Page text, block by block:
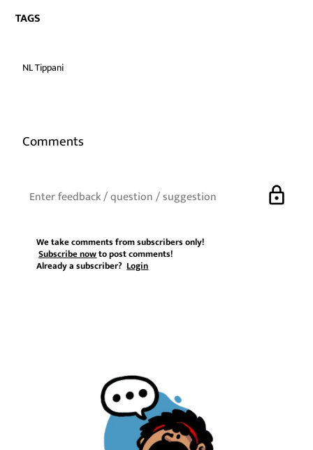
TAGS
NL Tippani
Comments
lock
We take comments from subscribers only!
Subscribe nowto post comments!
Already a subscriber?Login